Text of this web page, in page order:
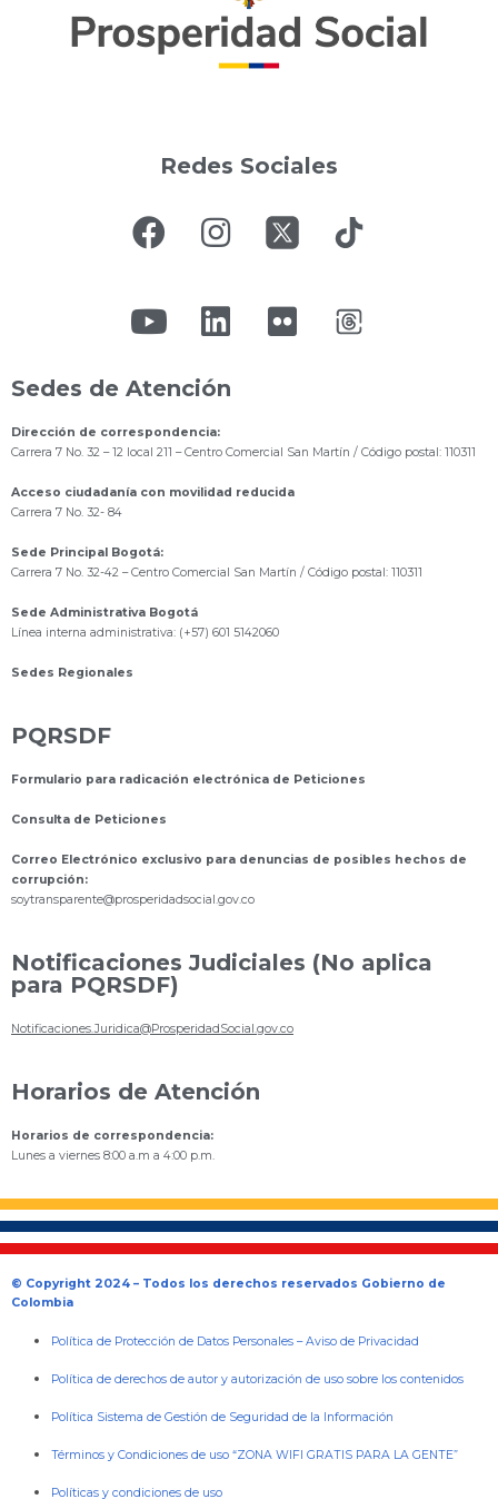
Redes Sociales
Sedes de Atención
Dirección de correspondencia:
Carrera 7 No. 32 – 12 local 211 – Centro Comercial San Martín / Código postal: 110311
Acceso ciudadanía con movilidad reducida
Carrera 7 No. 32- 84
Sede Principal Bogotá:
Carrera 7 No. 32-42 – Centro Comercial San Martín / Código postal: 110311
Sede Administrativa Bogotá
Línea interna administrativa: (+57) 601 5142060
Sedes Regionales
PQRSDF
Formulario para radicación electrónica de Peticiones
Consulta de Peticiones
Correo Electrónico exclusivo para denuncias de posibles hechos de
corrupción:
soytransparente@prosperidadsocial.gov.co
Notificaciones Judiciales (No aplica
para PQRSDF)
Notificaciones.Juridica@ProsperidadSocial.gov.co
Horarios de Atención
Horarios de correspondencia:
Lunes a viernes 8:00 a.m a 4:00 p.m.
© Copyright 2024 – Todos los derechos reservados Gobierno de
Colombia
Política de Protección de Datos Personales –Aviso de Privacidad
Política de derechos de autor y autorización de uso sobre los contenidos
Política Sistema de Gestión de Seguridad de la Información
Términos y Condiciones de uso “ZONA WIFI GRATIS PARA LA GENTE”
Políticas y condiciones de uso